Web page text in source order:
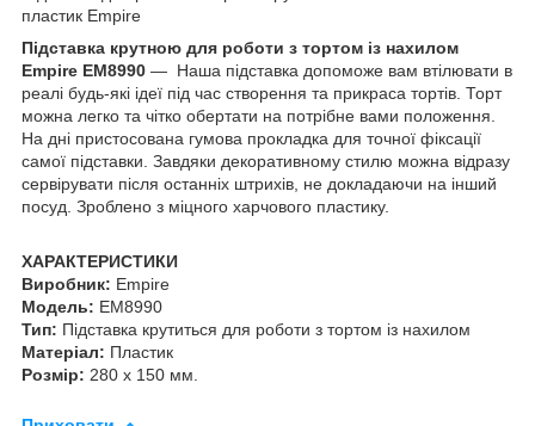
пластик Empire
Підставка крутною для роботи з тортом із нахилом
Empire EM8990 ― Наша підставка допоможе вам втілювати в
реалі будь-які ідеї під час створення та прикраса тортів. Торт
можна легко та чітко обертати на потрібне вами положення.
На дні пристосована гумова прокладка для точної фіксації
самої підставки. Завдяки декоративному стилю можна відразу
сервірувати після останніх штрихів, не докладаючи на інший
посуд. Зроблено з міцного харчового пластику.
ХАРАКТЕРИСТИКИ
Виробник: Empire
Модель: EM8990
Тип: Підставка крутиться для роботи з тортом із нахилом
Матеріал: Пластик
Розмір: 280 х 150 мм.